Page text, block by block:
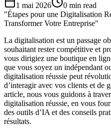
1 mai 2026 0 min read
"Étapes pour une Digitalisation
Transformer Votre Entreprise"
La digitalisation est un passage
souhaitant rester compétitive et
vous dirigiez une boutique en
que vous soyez un indépendant
digitalisation réussie peut
d’interagir avec vos clients et de
article, nous vous guidons à
digitalisation réussie, en vous
des outils d’IA et des conseils
résultats.